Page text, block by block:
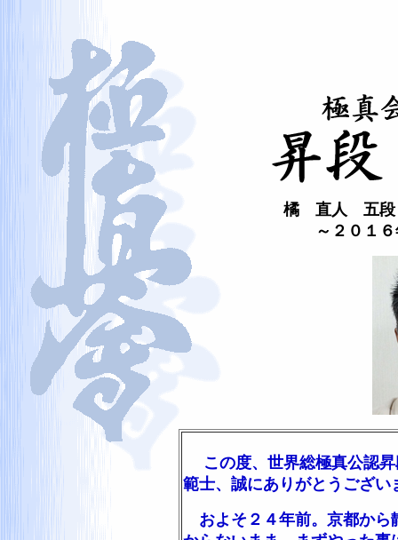
橘 直人 五段
～２０１
この度、世界総極真公認
範士、誠にありがとうござい
およそ２４年前。京都から